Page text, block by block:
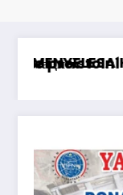
və Bacarıq
XII Gelar